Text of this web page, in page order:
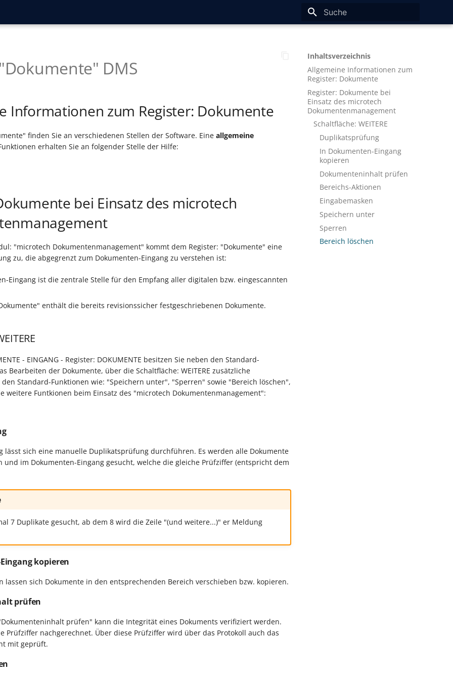
DMS
Informationen zum Register: Dokumente
finden Sie an verschiedenen Stellen der Software. Eine allgemeine
erhalten Sie an folgender Stelle der Hilfe:
bei Einsatz des microtech
"microtech Dokumentenmanagement" kommt dem Register: "Dokumente" eine
zu, die abgegrenzt zum Dokumenten-Eingang zu verstehen ist:
Eingang ist die zentrale Stelle für den Empfang aller digitalen bzw. eingescannten
enthält die bereits revisionssicher festgeschriebenen Dokumente.
- EINGANG - Register: DOKUMENTE besitzen Sie neben den Standard-
Bearbeiten der Dokumente, über die Schaltfläche: WEITERE zusätzliche
Standard-Funktionen wie: "Speichern unter", "Sperren" sowie "Bereich löschen",
weitere Funtkionen beim Einsatz des "microtech Dokumentenmanagement":
lässt sich eine manuelle Duplikatsprüfung durchführen. Es werden alle Dokumente
und im Dokumenten-Eingang gesucht, welche die gleiche Prüfziffer (entspricht dem
7 Duplikate gesucht, ab dem 8 wird die Zeile "(und weitere...)" er Meldung
kopieren
lassen sich Dokumente in den entsprechenden Bereich verschieben bzw. kopieren.
prüfen
prüfen" kann die Integrität eines Dokuments verifiziert werden.
Prüfziffer nachgerechnet. Über diese Prüfziffer wird über das Protokoll auch das
mit geprüft.
Inhaltsverzeichnis
Allgemeine Informationen zum
Register: Dokumente
Register: Dokumente bei
Einsatz des microtech
Dokumentenmanagement
Schaltfläche: WEITERE
Duplikatsprüfung
In Dokumenten-Eingang
kopieren
Dokumenteninhalt prüfen
Bereichs-Aktionen
Eingabemasken
Speichern unter
Sperren
Bereich löschen